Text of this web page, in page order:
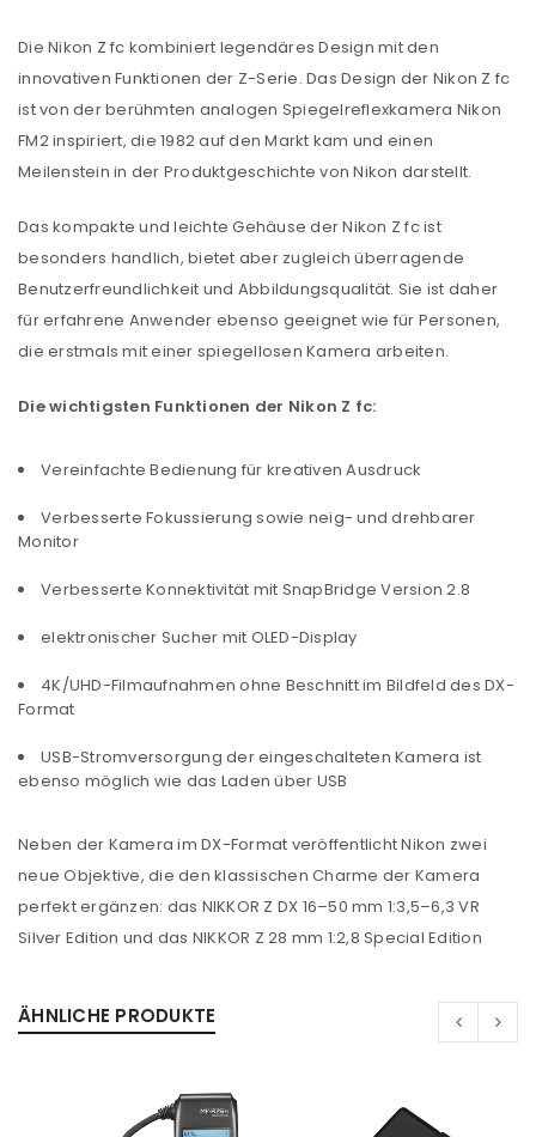
ANMELDEN
Benutzername oder E-Mail-Adresse
Die Nikon Z fc kombiniert legendäres Design mit den
innovativen Funktionen der Z-Serie. Das Design der Nikon Z fc
ist von der berühmten analogen Spiegelreflexkamera Nikon
FM2 inspiriert, die 1982 auf den Markt kam und einen
Meilenstein in der Produktgeschichte von Nikon darstellt.
Das kompakte und leichte Gehäuse der Nikon Z fc ist
besonders handlich, bietet aber zugleich überragende
Benutzerfreundlichkeit und Abbildungsqualität. Sie ist daher
für erfahrene Anwender ebenso geeignet wie für Personen,
die erstmals mit einer spiegellosen Kamera arbeiten.
Die wichtigsten Funktionen der Nikon Z fc:
Vereinfachte Bedienung für kreativen Ausdruck
Verbesserte Fokussierung sowie neig- und drehbarer
Monitor
Verbesserte Konnektivität mit SnapBridge Version 2.8
elektronischer Sucher mit OLED-Display
4K/UHD-Filmaufnahmen ohne Beschnitt im Bildfeld des DX-
Format
USB-Stromversorgung der eingeschalteten Kamera ist
ebenso möglich wie das Laden über USB
Neben der Kamera im DX-Format veröffentlicht Nikon zwei
neue Objektive, die den klassischen Charme der Kamera
perfekt ergänzen: das NIKKOR Z DX 16–50 mm 1:3,5–6,3 VR
Silver Edition und das NIKKOR Z 28 mm 1:2,8 Special Edition
ÄHNLICHE PRODUKTE